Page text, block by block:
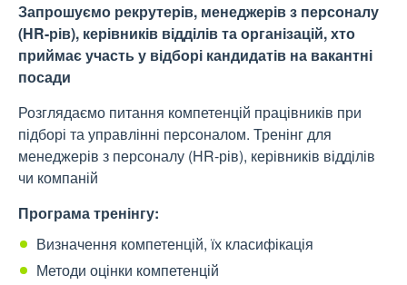
Запрошуємо рекрутерів, менеджерів з персоналу
(HR-рів), керівників відділів та організацій, хто
приймає участь у відборі кандидатів на вакантні
посади
Розглядаємо питання компетенцій працівників при
підборі та управлінні персоналом. Тренінг для
менеджерів з персоналу (HR-рів), керівників відділів
чи компаній
Програма тренінгу:
Визначення компетенцій, їх класифікація
Методи оцінки компетенцій